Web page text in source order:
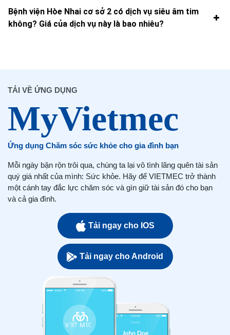
Bệnh viện Hòe Nhai cơ sở 2 có dịch vụ siêu âm tim
không? Giá của dịch vụ này là bao nhiêu?
TẢI VỀ ỨNG DỤNG
Ứng dụng Chăm sóc sức khỏe cho gia đình bạn
Mỗi ngày bận rộn trôi qua, chúng ta lại vô tình lãng quên tài sản
quý giá nhất của mình: Sức khỏe. Hãy để VIETMEC trở thành
một cánh tay đắc lực chăm sóc và gìn giữ tài sản đó cho bạn
và cả gia đình.
Tải ngay cho IOS
Tải ngay cho Android